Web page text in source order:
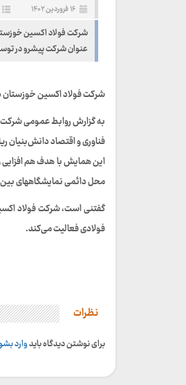
۱۶ فروردین ۱۴۰۲
شرکت فولاد اکسین
عنوان شرکت پیشرو در
شرکت فولاد اکسین خوزستان
به گزارش روابط عمومی
فناوری و اقتصاد دانش‌بنیان
این همایش با هدف هم افزایی
محل دائمی نمایشگاههای بین
گفتنی است، شرکت فولاد
فولادی فعالیت می‌کند.
نظرات
برای نوشتن دیدگاه بایدوارد